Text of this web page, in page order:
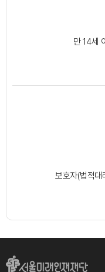
만 14세
보호자(법적대